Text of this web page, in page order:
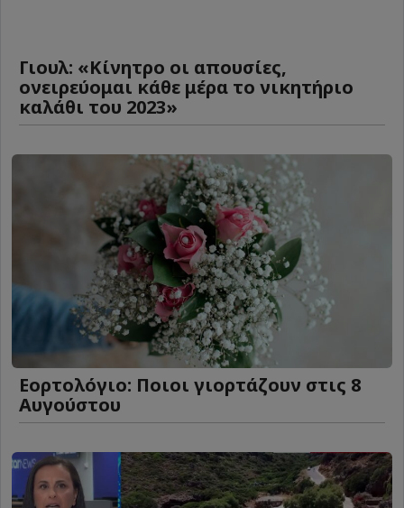
Γιουλ: «Κίνητρο οι απουσίες,
ονειρεύομαι κάθε μέρα το νικητήριο
καλάθι του 2023»
Εορτολόγιο: Ποιοι γιορτάζουν στις 8
Αυγούστου